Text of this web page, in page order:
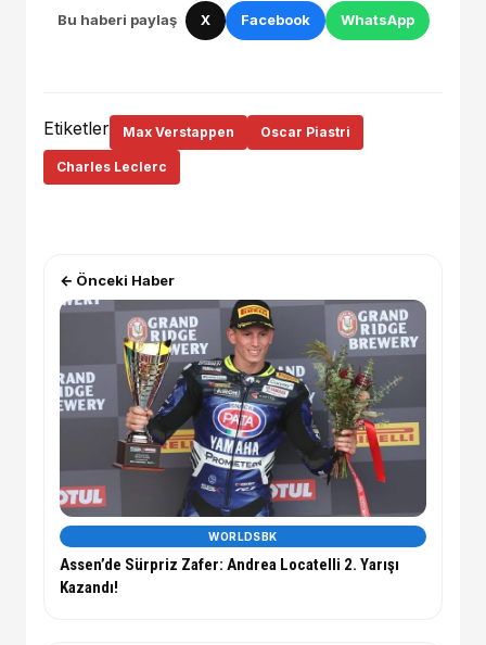
Bu haberi paylaş X Facebook WhatsApp
Etiketler Max Verstappen Oscar Piastri
Charles Leclerc
← Önceki Haber
WORLDSBK
Assen’de Sürpriz Zafer: Andrea Locatelli 2. Yarışı
Kazandı!